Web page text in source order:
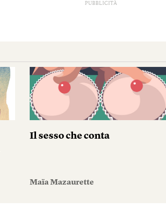
PUBBLICITÀ
Il sesso che conta
Maïa Mazaurette